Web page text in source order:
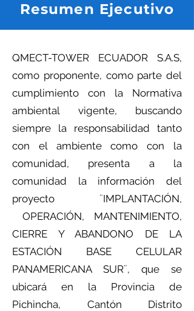
Resumen Ejecutivo
QMECT-TOWER ECUADOR S.A.S,
como proponente, como parte del
cumplimiento con la Normativa
ambiental vigente, buscando
siempre la responsabilidad tanto
con el ambiente como con la
comunidad, presenta a la
comunidad la información del
proyecto ¨IMPLANTACIÓN,
OPERACIÓN, MANTENIMIENTO,
CIERRE Y ABANDONO DE LA
ESTACIÓN BASE CELULAR
PANAMERICANA SUR¨, que se
ubicará en la Provincia de
Pichincha, Cantón Distrito